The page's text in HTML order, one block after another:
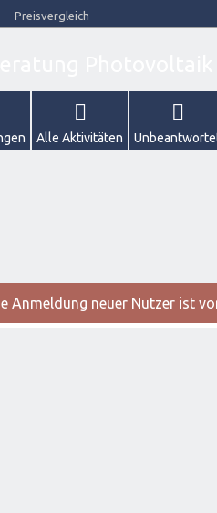
Preisvergleich
Alle Aktivitäten
Anmeldung neuer Nutzer ist